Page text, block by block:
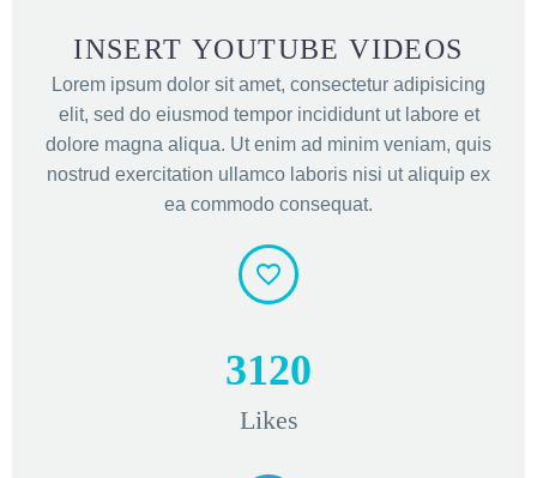
INSERT YOUTUBE VIDEOS
Lorem ipsum dolor sit amet, consectetur adipisicing
elit, sed do eiusmod tempor incididunt ut labore et
dolore magna aliqua. Ut enim ad minim veniam, quis
nostrud exercitation ullamco laboris nisi ut aliquip ex
ea commodo consequat.
3120
Likes